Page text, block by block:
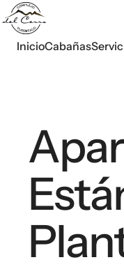
InicioCabañas